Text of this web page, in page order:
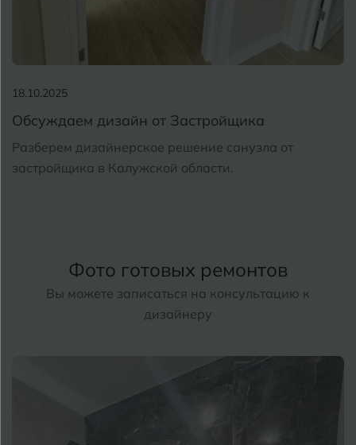
18.10.2025
Обсуждаем дизайн от Застройщика
Разберем дизайнерское решение санузла от
застройщика в Калужской области.
Фото готовых ремонтов
Вы можете записаться на консультацию к
дизайнеру